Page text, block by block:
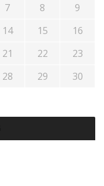
7 8
9
14 15
16
21 22
23
28 29
30